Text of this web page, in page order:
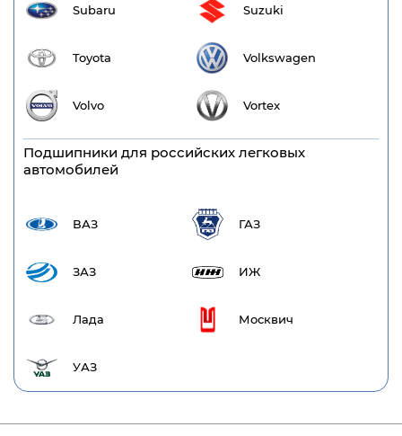
Subaru Suzuki
Toyota Volkswagen
Volvo Vortex
Подшипники для российских легковых
автомобилей
ВАЗ ГАЗ
ЗАЗ ИЖ
Лада Москвич
УАЗ